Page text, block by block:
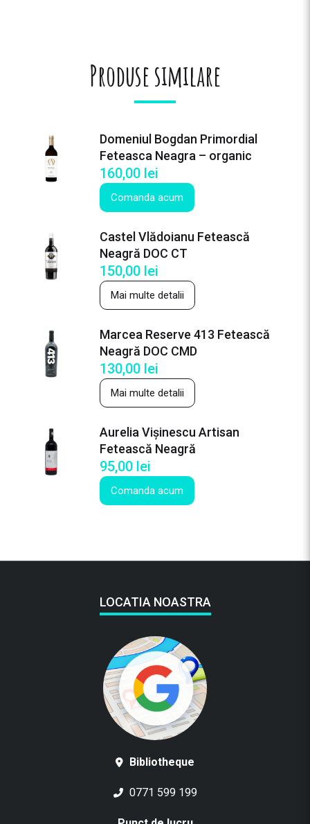
Produse similare
Domeniul Bogdan Primordial
Feteasca Neagra – organic
160,00 lei
Comanda acum
Castel Vlădoianu Fetească
Neagră DOC CT
150,00 lei
Mai multe detalii
Marcea Reserve 413 Fetească
Neagră DOC CMD
130,00 lei
Mai multe detalii
Aurelia Vișinescu Artisan
Fetească Neagră
95,00 lei
Comanda acum
LOCATIA NOASTRA
Bibliotheque
0771 599 199